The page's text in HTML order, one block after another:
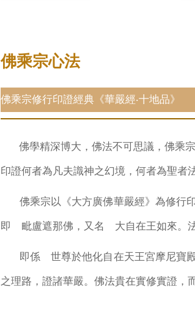
佛乘宗心法
佛乘宗修行印證經典《華嚴經‧十地品》
佛學精深博大，佛法不可思議，佛乘宗
印證何者為凡夫識神之幻境，何者為聖者
佛乘宗以《大方廣佛華嚴經》 為修行
即 毗盧遮那佛，又名 大自在王如來。法
即係 世尊於他化自在天王宮摩尼寶殿
之理路，證諸華嚴。 佛法貴在實修實證，